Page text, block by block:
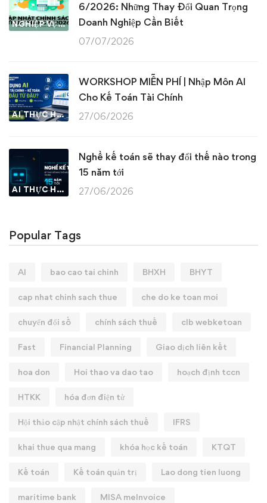
NGHIỆP VỤ KẾ TOÁN & THUẾ
6/2026: Những Thay Đổi Quan Trọng
Doanh Nghiệp Cần Biết
07/07/2026
AI THỰC HÀNH
WORKSHOP MIỄN PHÍ | Nhập Môn AI
Cho Kế Toán Tài Chính
27/06/2026
AI THỰC HÀNH
Nghề kế toán sẽ thay đổi thế nào trong
15 năm tới
27/06/2026
Popular Tags
AI bao cao tai chinh BHXH BHYT
cap nhat chinh sach thue che do ke toan moi
chuyển đổi số chính sách thuế clb webketoan
Fast Financial Planning Giao dịch liên kết
hoa don Hoi thao va dao tao hoạch định tccn
HTKK hóa đơn điện tử
Hội thảo cập nhật chính sách thuế IFRS
khai thue qua mang khóa học kế toán KTQT
Kế toán Kế toán quản trị Lao dong tien luong
maritime bank MISA meInvoice